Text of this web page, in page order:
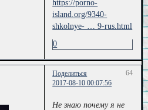
https://porno-
island.org/9340-
shkolnye- … 9-rus.html
0
Поделиться
64
2017-08-10 00:07:56
Не знаю почему я не